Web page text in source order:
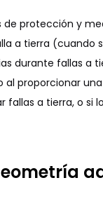
de protección y
a tierra (cuando
durante fallas a
al proporcionar
fallas a tierra, o